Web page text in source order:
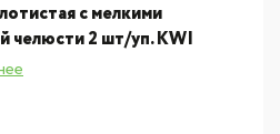
с мелкими
челюсти 2 шт/уп. KWI